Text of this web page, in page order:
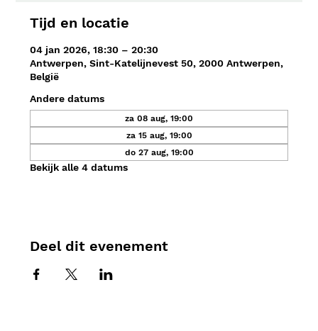
Tijd en locatie
04 jan 2026, 18:30 – 20:30
Antwerpen, Sint-Katelijnevest 50, 2000 Antwerpen,
België
Andere datums
za 08 aug, 19:00
za 15 aug, 19:00
do 27 aug, 19:00
Bekijk alle 4 datums
Deel dit evenement